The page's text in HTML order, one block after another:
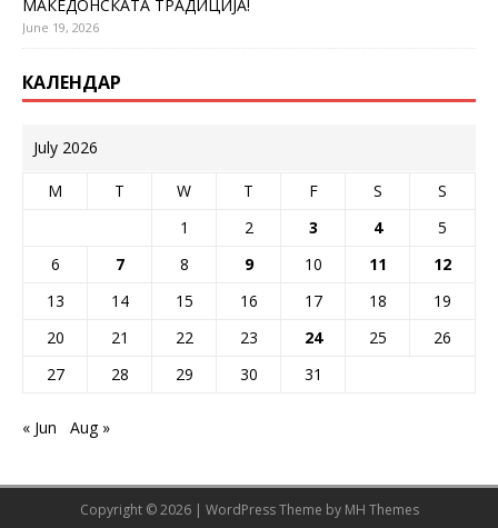
МАКЕДОНСКАТА ТРАДИЦИЈА!
June 19, 2026
КАЛЕНДАР
July 2026
M T W T F S
S
1
2 3 4
5
6
7 8 9 10 11
12
13
14 15 16 17 18
19
20
21 22 23 24 25
26
27
28 29 30 31
« Jun Aug »
Copyright © 2026 | WordPress Theme by MH Themes